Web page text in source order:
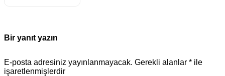
Bir yanıt yazın
E-posta adresiniz yayınlanmayacak. Gerekli alanlar * ile
işaretlenmişlerdir